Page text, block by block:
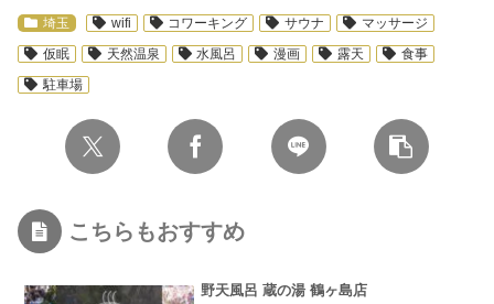
埼玉 wifi コワーキング サウナ
マッサージ
仮眠
天然温泉 水風呂 漫画 露天
食事
駐車場
こちらもおすすめ
野天風呂 蔵の湯 鶴ヶ島店